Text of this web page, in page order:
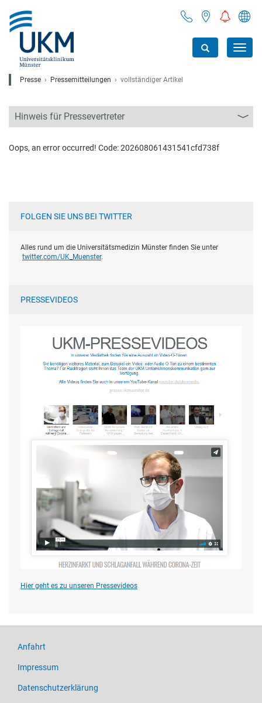
Presse Pressemitteilungen vollständiger Artikel
Hinweis für Pressevertreter
Oops, an error occurred! Code: 202608061431541cfd738f
FOLGEN SIE UNS BEI TWITTER
Alles rund um die Universitätsmedizin Münster finden Sie unter
twitter.com/UK_Muenster.
PRESSEVIDEOS
Hier geht es zu unseren Pressevideos
Anfahrt
Impressum
Datenschutzerklärung